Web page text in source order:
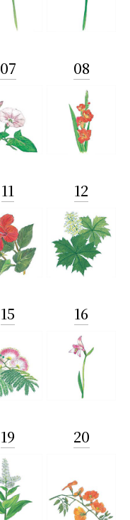
07 08
11 12
15 16
19 20